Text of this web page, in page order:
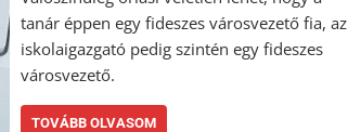
tanár éppen egy fideszes városvezető fia, az
iskolaigazgató pedig szintén egy fideszes
városvezető.
TOVÁBB OLVASOM